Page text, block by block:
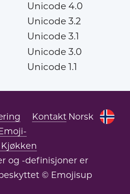
Unicode 4.0
Unicode 3.2
Unicode 3.1
Unicode 3.0
Unicode 1.1
Norsk
Kontakt
og -definisjoner er
© Emojisup